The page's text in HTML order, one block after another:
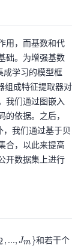
用，而基数和代
础。为增强基数
成学习的模型框
组成特征提取器对
我们通过图嵌入
依据。之后，
我们通过基于贝
合，以此来提高
开数据集上进行
, ..., Jm }和若干个